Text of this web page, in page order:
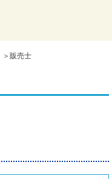
＞販売士